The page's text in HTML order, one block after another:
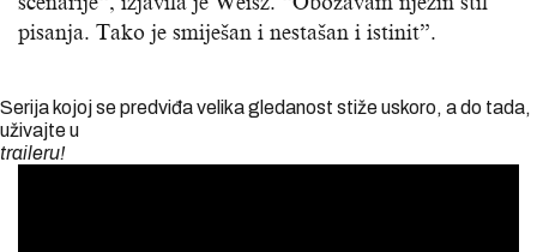
pisanja. Tako je smiješan i nestašan i istinit”.
Serija kojoj se predviđa velika gledanost stiže uskoro, a do tada,
uživajte u
traileru!